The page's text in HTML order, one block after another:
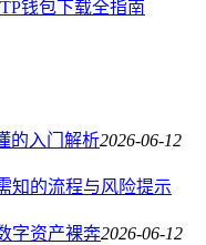
钱包下载全指南
的入门解析2026-06-12
知的流程与风险提示
字资产裸奔2026-06-12